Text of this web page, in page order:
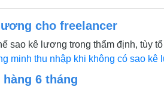
cho freelancer
sao kê lương trong thẩm định, tùy
minh thu nhập khi không có sao kê
6 tháng